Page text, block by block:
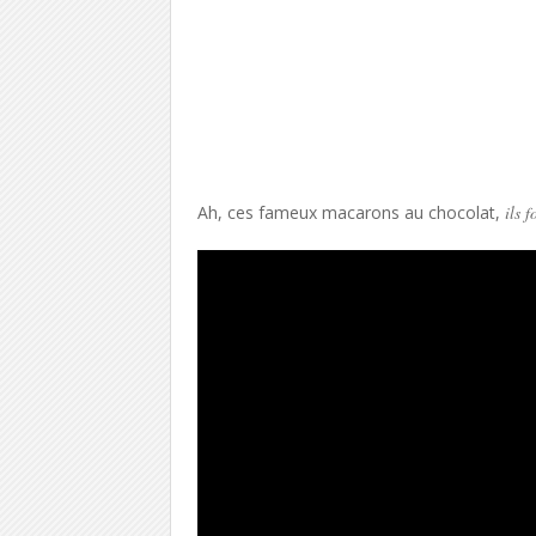
Ah, ces fameux macarons au chocolat, ils